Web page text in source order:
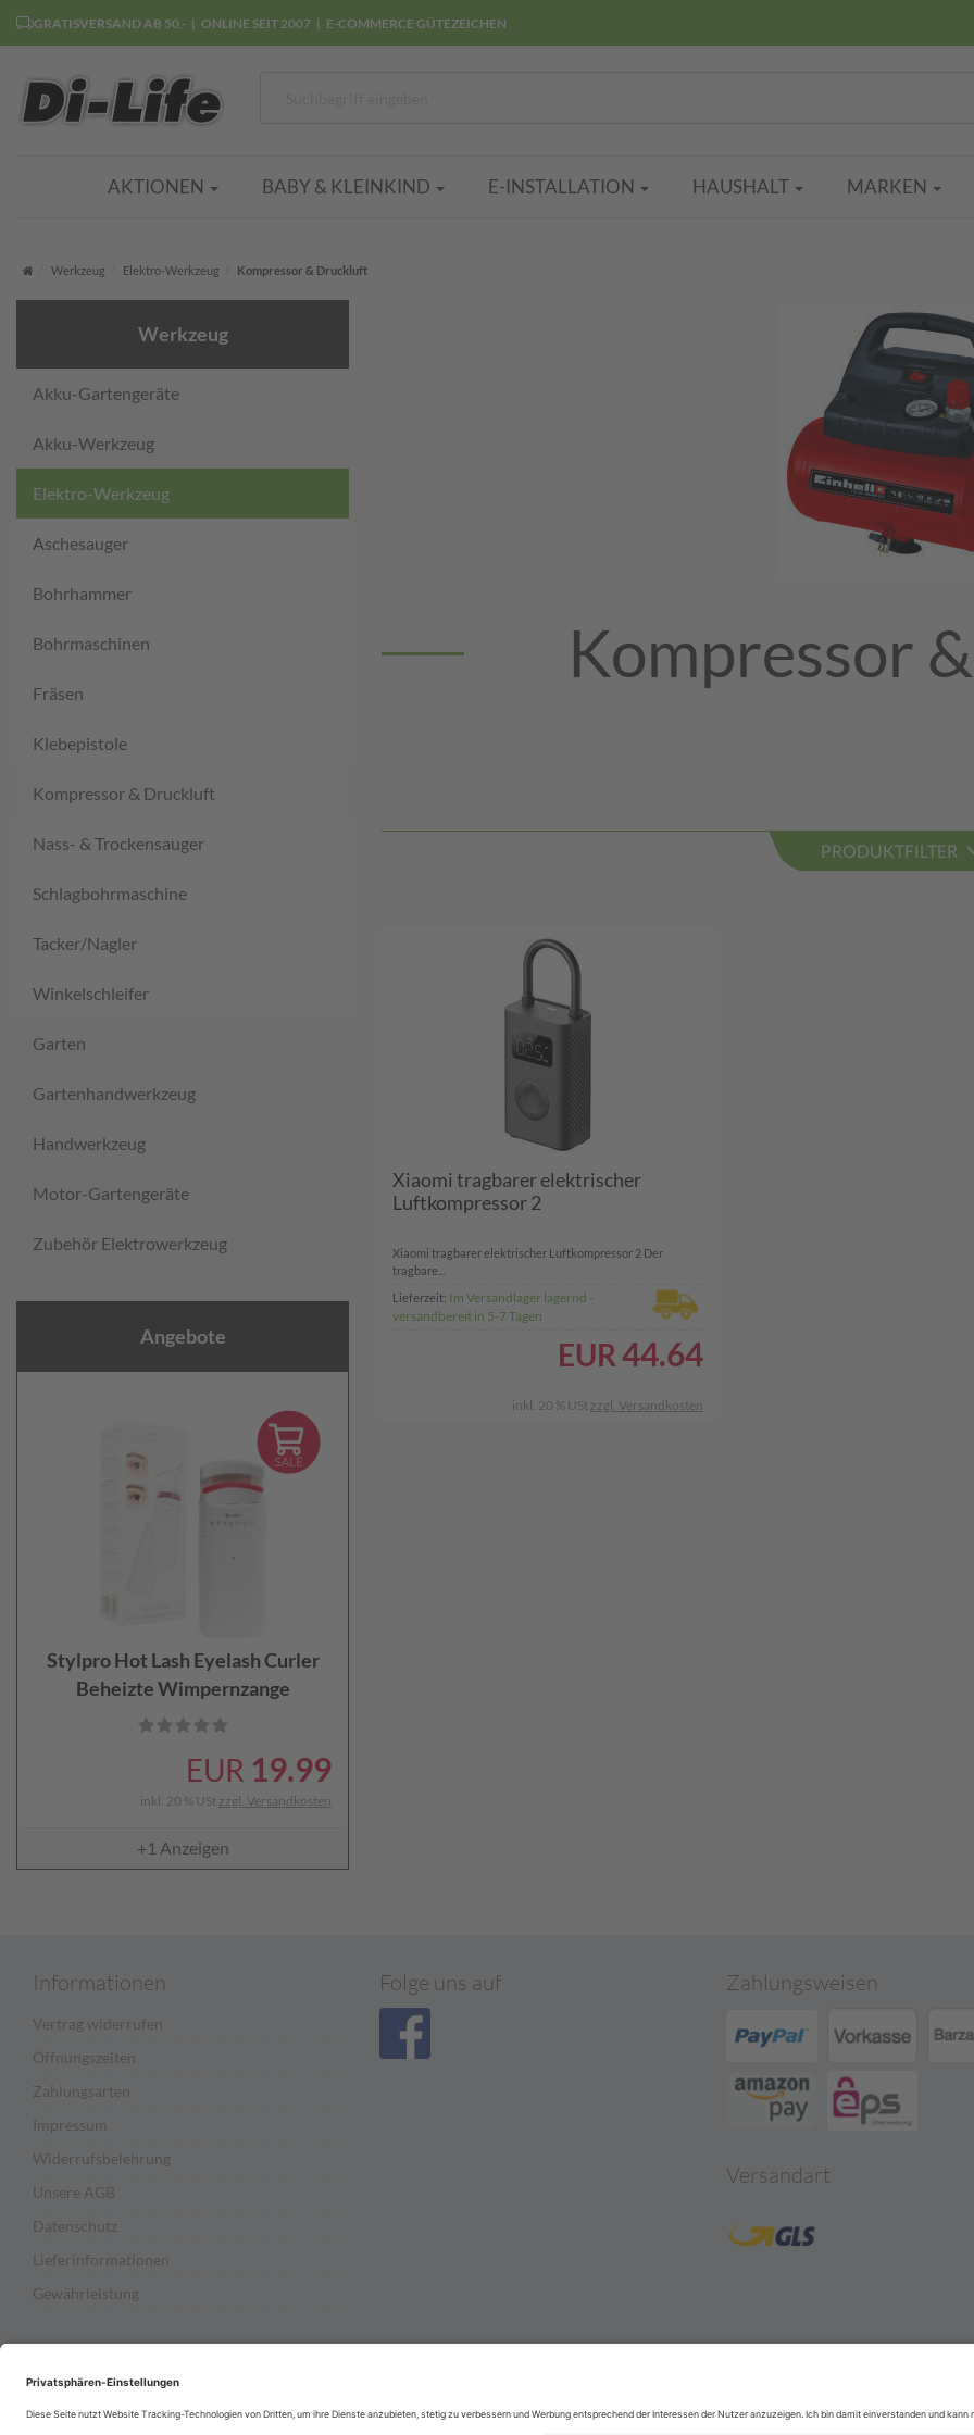
GRATISVERSAND AB 50,- ONLINE SEIT 2007 E-COMMERCE GÜTEZEICHEN
AKTIONEN BABY & KLEINKIND E-INSTALLATION HAUSHALT MARKEN
Startseite
Werkzeug Elektro-Werkzeug Kompressor & Druckluft
Werkzeug
Akku-Gartengeräte
Akku-Werkzeug
Elektro-Werkzeug
Aschesauger
Bohrhammer
Bohrmaschinen
Fräsen
Klebepistole
Kompressor & Druckluft
Nass- & Trockensauger
Schlagbohrmaschine
Tacker/Nagler
Winkelschleifer
Garten
Gartenhandwerkzeug
Handwerkzeug
Motor-Gartengeräte
Zubehör Elektrowerkzeug
Angebote
Stylpro Hot Lash Eyelash Curler
Beheizte Wimpernzange
EUR 19.99
inkl. 20 % USt zzgl. Versandkosten
+1 Anzeigen
Kompressor
PRODUKTFILTER
Xiaomi tragbarer elektrischer
Luftkompressor 2
Xiaomi tragbarer elektrischer Luftkompressor 2 Der
tragbare...
Lieferzeit: Im Versandlager lagernd -
versandbereit in 5-7 Tagen
EUR44.64
inkl. 20 % USt zzgl. Versandkosten
Informationen
Vertrag widerrufen
Öffnungszeiten
Zahlungsarten
Impressum
Widerrufsbelehrung
Unsere AGB
Datenschutz
Lieferinformationen
Gewährleistung
Folge uns auf Zahlungsweisen
Versandart
Preisvergleichpartner